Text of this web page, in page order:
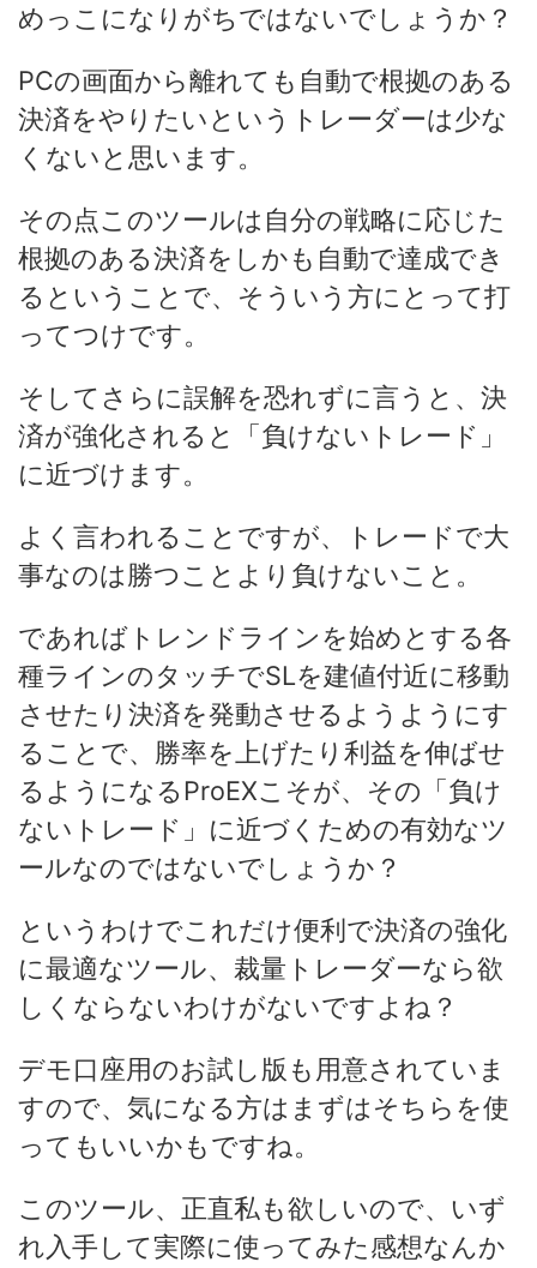
めっこになりがちではないでしょうか？
PCの画面から離れても自動で根拠のある
決済をやりたいというトレーダーは少な
くないと思います。
その点このツールは自分の戦略に応じた
根拠のある決済をしかも自動で達成でき
るということで、そういう方にとって打
ってつけです。
そしてさらに誤解を恐れずに言うと、決
済が強化されると「負けないトレード」
に近づけます。
よく言われることですが、トレードで大
事なのは勝つことより負けないこと。
であればトレンドラインを始めとする各
種ラインのタッチでSLを建値付近に移動
させたり決済を発動させるようようにす
ることで、勝率を上げたり利益を伸ばせ
るようになる ProEXこそが、その「負け
ないトレード」に近づくための有効なツ
ールなのではないでしょうか？
というわけでこれだけ便利で決済の強化
に最適なツール、裁量トレーダーなら欲
しくならないわけがないですよね？
デモ口座用のお試し版も用意されていま
すので、気になる方はまずはそちらを使
ってもいいかもですね。
このツール、正直私も欲しいので、いず
れ入手して実際に使ってみた感想なんか